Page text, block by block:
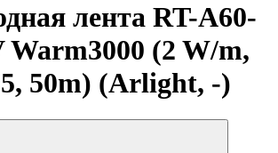
лента RT-A60-
Warm3000 (2 W/m,
50m) (Arlight, -)